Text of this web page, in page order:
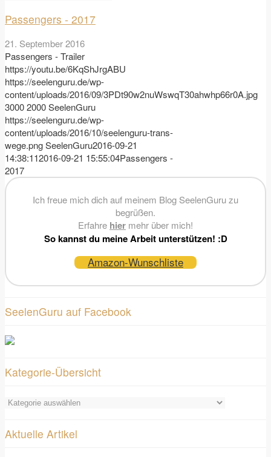
Passengers - 2017
21. September 2016
Passengers - Trailer
https://youtu.be/6KqShJrgABU
https://seelenguru.de/wp-
content/uploads/2016/09/3PDt90w2nuWswqT30ahwhp66r0A.jpg
30002000SeelenGuru
https://seelenguru.de/wp-
content/uploads/2016/10/seelenguru-trans-
wege.pngSeelenGuru2016-09-21
14:38:112016-09-21 15:55:04Passengers -
2017
Ich freue mich dich auf meinem Blog SeelenGuru zu
begrüßen.
Erfahre hier mehr über mich!
So kannst du meine Arbeit unterstützen! :D
Amazon-Wunschliste
SeelenGuru auf Facebook
Kategorie-Übersicht
Kategorie-
Aktuelle Artikel